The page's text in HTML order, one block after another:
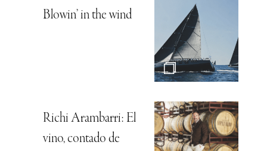
Blowin’ in the wind
Richi Arambarri: El
vino, contado de